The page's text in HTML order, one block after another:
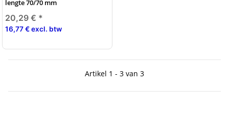
lengte 70/70 mm
20,29 € *
16,77 € excl. btw
Artikel 1 - 3 van 3